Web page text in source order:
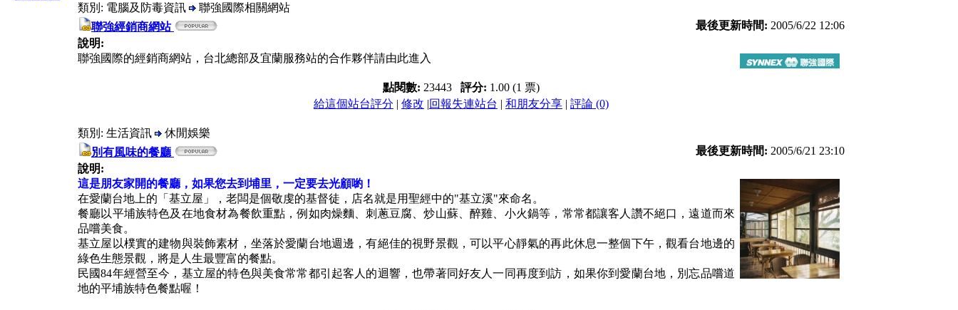
類別: 電腦及防毒資訊
聯強國際相關網站
聯強經銷商網站
最後更新時間: 2005/6/22 12:06
說明:
聯強國際的經銷商網站，台北總部及宜蘭服務站的合作夥伴請由此進入
點閱數: 23443 評分: 1.00 (1 票)
給這個站台評分 | 修改 |回報失連站台 | 和朋友分享 | 評論 (0)
類別: 生活資訊
休閒娛樂
別有風味的餐廳
最後更新時間: 2005/6/21 23:10
說明:
這是朋友家開的餐廳，如果您去到埔里，一定要去光顧喲！
在愛蘭台地上的「基立屋」，老闆是個敬虔的基督徒，店名就是用聖經中的"基立溪"來命名。
餐廳以平埔族特色及在地食材為餐飲重點，例如肉燥麵、刺蔥豆腐、炒山蘇、醉雞、小火鍋等，常常都讓客人讚不絕口，遠道而來
品嚐美食。
基立屋以樸實的建物與裝飾素材，坐落於愛蘭台地週邊，有絕佳的視野景觀，可以平心靜氣的再此休息一整個下午，觀看台地邊的
綠色生態景觀，將是人生最豐富的餐點。
民國84年經營至今，基立屋的特色與美食常常都引起客人的迴響，也帶著同好友人一同再度到訪，如果你到愛蘭台地，別忘品嚐道
地的平埔族特色餐點喔！